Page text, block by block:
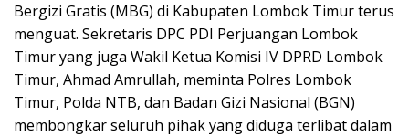
Bergizi Gratis (MBG) di Kabupaten Lombok Timur terus
menguat. Sekretaris DPC PDI Perjuangan Lombok
Timur yang juga Wakil Ketua Komisi IV DPRD Lombok
Timur, Ahmad Amrullah, meminta Polres Lombok
Timur, Polda NTB, dan Badan Gizi Nasional (BGN)
membongkar seluruh pihak yang diduga terlibat dalam